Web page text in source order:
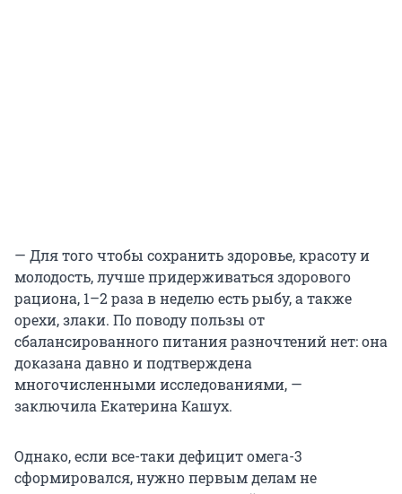
— Для того чтобы сохранить здоровье, красоту и
молодость, лучше придерживаться здорового
рациона, 1–2 раза в неделю есть рыбу, а также
орехи, злаки. По поводу пользы от
сбалансированного питания разночтений нет: она
доказана давно и подтверждена
многочисленными исследованиями, —
заключила Екатерина Кашух.
Однако, если все-таки дефицит омега-3
сформировался, нужно первым делам не